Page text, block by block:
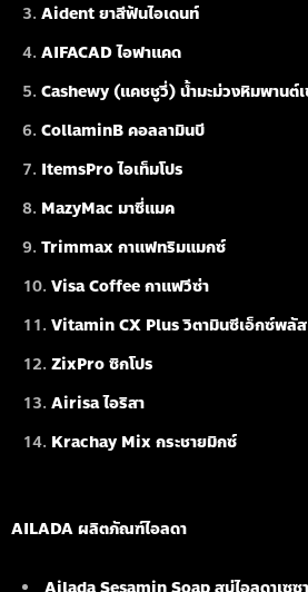
Aident ยาสีฟันไอเดนท์
AIFACAD ไอฟาแคด
Cashewy (แคชชูวี่) น้ำมะม่วงหิมพานต์
CollaminB คอลลามินบี
ItemsPro ไอเท็มโปร
MazyMac มาซี่แมค
Trimmax กาแฟทริมแมกซ์
Visa Coffee กาแฟวีซ่า
Vitamin CX Plus วิตามินซีเอ็กซ์พลัส
ZixPro ซิกโปร
Airisa ไอริสา
Krachay Mix กระชายมิกซ์
AILADA ผลิตภัณฑ์ไอลดา